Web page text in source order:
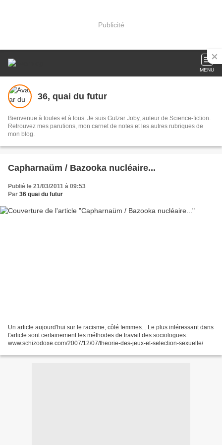
Publicité
MENU
36, quai du futur
Bienvenue à toutes et à tous. Je suis Gulzar Joby, auteur de Science-fiction.
Retrouvez mes parutions, mon carnet de notes et les autres rubriques de
mon blog.
Capharnaüm / Bazooka nucléaire...
Publié le 21/03/2011 à 09:53
Par 36 quai du futur
Un article aujourd'hui sur le racisme, côté femmes... Le plus intéressant dans
l'article sont certainement les méthodes de travail des sociologues.
www.schizodoxe.com/2007/12/07/theorie-des-jeux-et-selection-sexuelle/